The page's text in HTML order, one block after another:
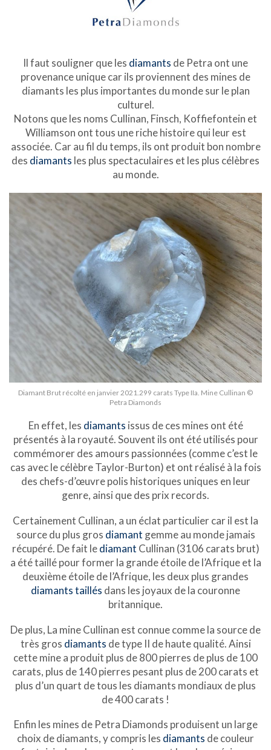
Il faut souligner que les diamants de Petra ont une
provenance unique car ils proviennent des mines de
diamants les plus importantes du monde sur le plan
culturel.
Notons que les noms Cullinan, Finsch, Koffiefontein et
Williamson ont tous une riche histoire qui leur est
associée. Car au fil du temps, ils ont produit bon nombre
des diamants les plus spectaculaires et les plus célèbres
au monde.
Diamant Brut récolté en janvier 2021.299 carats Type IIa. Mine Cullinan ©
Petra Diamonds
En effet, les diamants issus de ces mines ont été
présentés à la royauté. Souvent ils ont été utilisés pour
commémorer des amours passionnées (comme c’est le
cas avec le célèbre Taylor-Burton) et ont réalisé à la fois
des chefs-d’œuvre polis historiques uniques en leur
genre, ainsi que des prix records.
Certainement Cullinan, a un éclat particulier car il est la
source du plus gros diamant gemme au monde jamais
récupéré. De fait lediamant Cullinan (3106 carats brut)
a été taillé pour former la grande étoile de l’Afrique et la
deuxième étoile de l’Afrique, les deux plus grandes
diamants taillés dans les joyaux de la couronne
britannique.
De plus, La mine Cullinan est connue comme la source de
très gros diamants de type II de haute qualité. Ainsi
cette mine a produit plus de 800 pierres de plus de 100
carats, plus de 140 pierres pesant plus de 200 carats et
plus d’un quart de tous les diamants mondiaux de plus
de 400 carats !
Enfin les mines de Petra Diamonds produisent un large
choix de diamants, y compris les diamants de couleur